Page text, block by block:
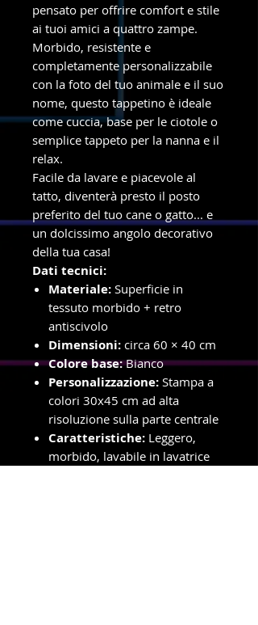
pensato per offrire comfort e stile
ai tuoi amici a quattro zampe.
Morbido, resistente e
completamente personalizzabile
con la foto del tuo animale e il suo
nome, questo tappetino è ideale
come cuccia, base per le ciotole o
semplice tappeto per la nanna e il
relax.
Facile da lavare e piacevole al
tatto, diventerà presto il posto
preferito del tuo cane o gatto... e
un dolcissimo angolo decorativo
della tua casa!
Dati tecnici:
Materiale: Superficie in
tessuto morbido + retro
antiscivolo
Dimensioni: circa 60 × 40 cm
Colore base:Bianco
Personalizzazione: Stampa a
colori 30x45 cm ad alta
risoluzione sulla parte centrale
Caratteristiche: Leggero,
morbido, lavabile in lavatrice